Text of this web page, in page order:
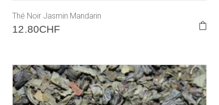
Thé Noir Jasmin Mandarin
12.80CHF